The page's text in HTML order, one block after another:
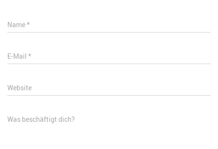
Name*
E-Mail *
Website
Was beschäftigt dich?